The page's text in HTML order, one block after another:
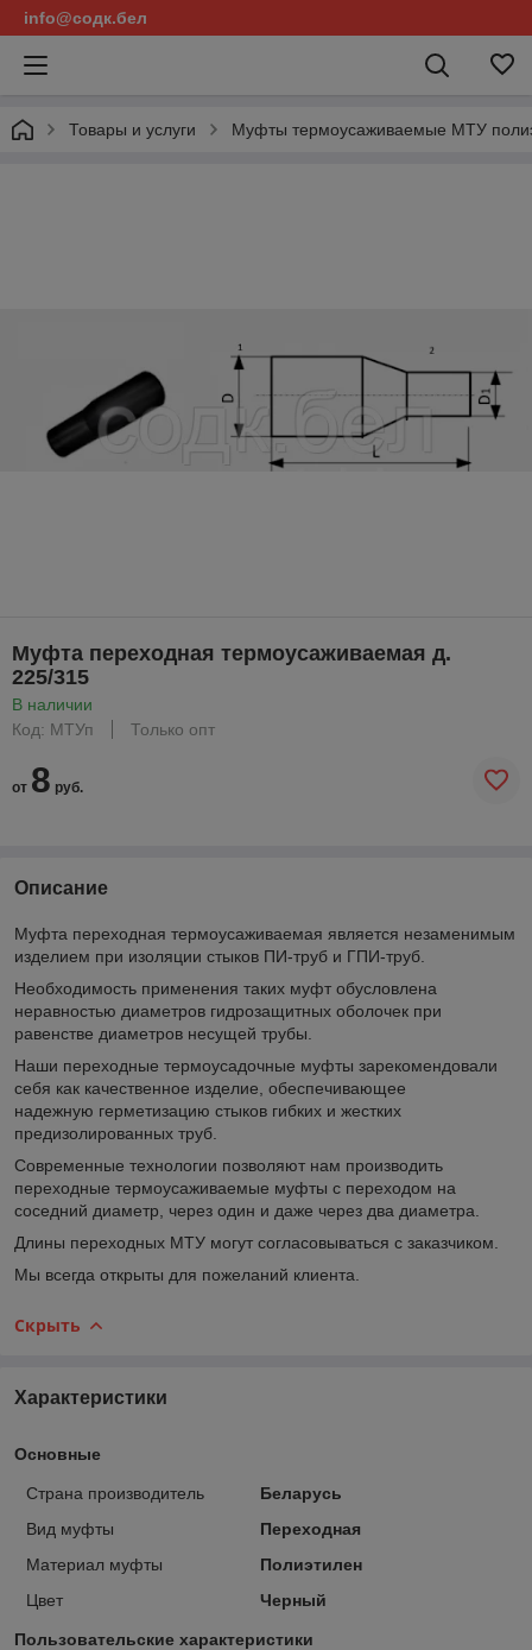
info@содк.бел
Товары и услуги Муфты термоусаживаемые МТУ
Муфта переходная термоусаживаемая д.
225/315
В наличии
Код: МТУп
Только опт
от 8 руб.
Описание
Муфта переходная термоусаживаемая является незаменимым
изделием при изоляции стыков ПИ-труб и ГПИ-труб.
Необходимость применения таких муфт обусловлена
неравностью диаметров гидрозащитных оболочек при
равенстве диаметров несущей трубы.
Наши переходные термоусадочные муфты зарекомендовали
себя как качественное изделие, обеспечивающее
надежную герметизацию стыков гибких и жестких
предизолированных труб.
Современные технологии позволяют нам производить
переходные термоусаживаемые муфты с переходом на
соседний диаметр, через один и даже через два диаметра.
Длины переходных МТУ могут согласовываться с заказчиком.
Мы всегда открыты для пожеланий клиента.
Скрыть
Характеристики
Основные
Страна производитель
Беларусь
Вид муфты
Переходная
Материал муфты
Полиэтилен
Цвет
Черный
Пользовательские характеристики